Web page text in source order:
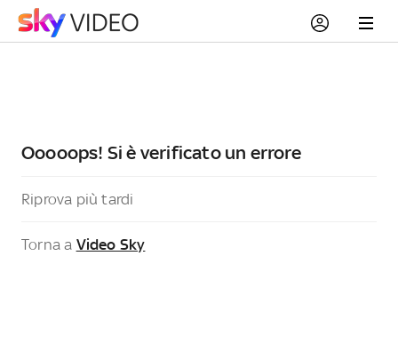
Ooooops! Si è verificato un errore
Riprova più tardi
Torna a Video Sky